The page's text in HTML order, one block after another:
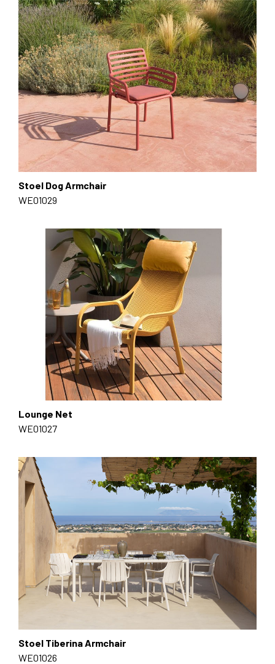
Stoel Dog Armchair
WE01029
Lounge Net
WE01027
Stoel Tiberina Armchair
WE01026